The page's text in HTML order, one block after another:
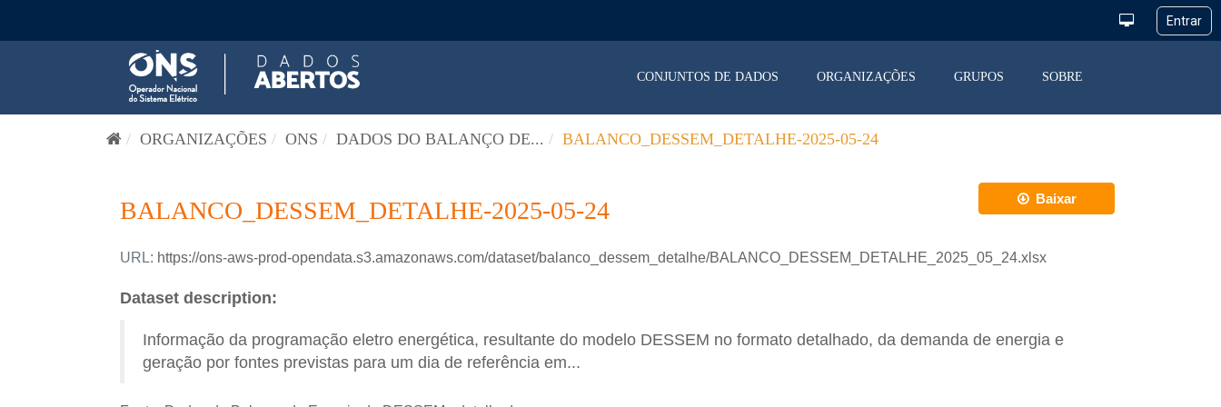
CONJUNTOS DE DADOS ORGANIZAÇÕES GRUPOS SOBRE
ORGANIZAÇÕES ONS DADOS DO BALANÇO DE... BALANCO_DESSEM_DETALHE-2025-05-24
Baixar
BALANCO_DESSEM_DETALHE-2025-05-24
URL: https://ons-aws-prod-opendata.s3.amazonaws.com/dataset/balanco_dessem_detalhe/BALANCO_DESSEM_DETALHE_2025_05_24.xlsx
Dataset description:
Informação da programação eletro energética, resultante do modelo DESSEM no formato detalhado, da demanda de energia e
geração por fontes previstas para um dia de referência em...